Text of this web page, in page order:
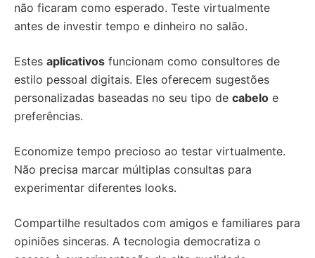
não ficaram como esperado. Teste virtualmente
antes de investir tempo e dinheiro no salão.
Estes aplicativos funcionam como consultores de
estilo pessoal digitais. Eles oferecem sugestões
personalizadas baseadas no seu tipo de cabelo e
preferências.
Economize tempo precioso ao testar virtualmente.
Não precisa marcar múltiplas consultas para
experimentar diferentes looks.
Compartilhe resultados com amigos e familiares para
opiniões sinceras. A tecnologia democratiza o